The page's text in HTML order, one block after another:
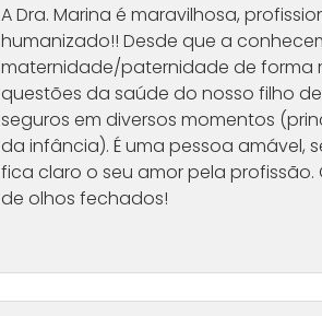
A Dra. Marina é maravilhosa,
humanizado!! Desde que a
maternidade/paternidade de forma
questões da saúde do nosso filho
seguros em diversos momentos
da infância). É uma pessoa amável,
fica claro o seu amor pela
de olhos fechados!